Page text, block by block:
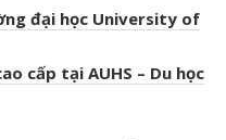
đại học University of
cấp tại AUHS – Du học